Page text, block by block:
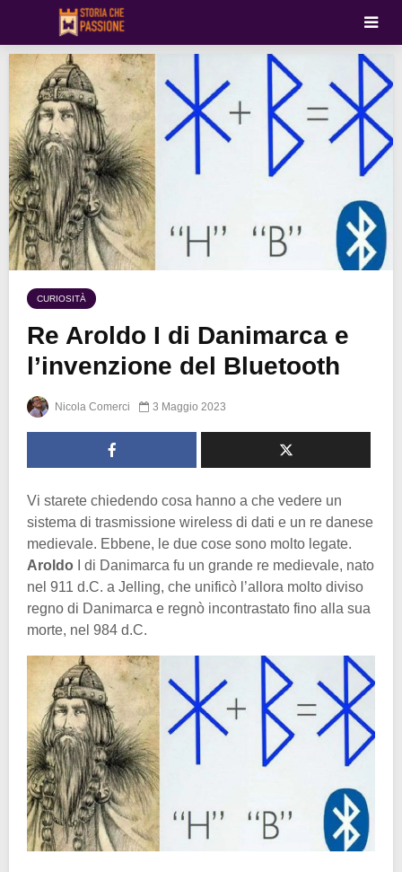
CURIOSITÀ
Re Aroldo I di Danimarca e
l’invenzione del Bluetooth
Nicola Comerci 3 Maggio 2023
Vi starete chiedendo cosa hanno a che vedere un
sistema di trasmissione wireless di dati e un re danese
medievale. Ebbene, le due cose sono molto legate.
Aroldo
I di Danimarca fu un grande re medievale, nato
nel 911 d.C. a Jelling, che unificò l’allora molto diviso
regno di Danimarca e regnò incontrastato fino alla sua
morte, nel 984 d.C.